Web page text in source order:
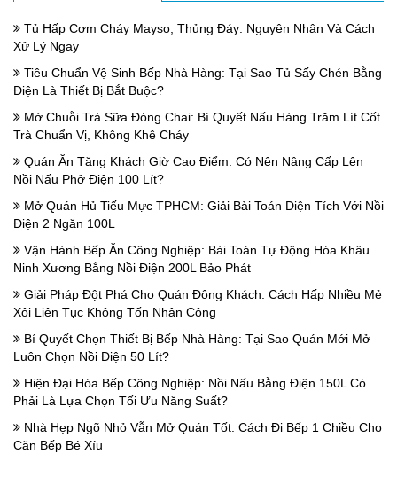
Tủ Hấp Cơm Cháy Mayso, Thủng Đáy: Nguyên Nhân Và Cách
Xử Lý Ngay
Tiêu Chuẩn Vệ Sinh Bếp Nhà Hàng: Tại Sao Tủ Sấy Chén Bằng
Điện Là Thiết Bị Bắt Buộc?
Mở Chuỗi Trà Sữa Đóng Chai: Bí Quyết Nấu Hàng Trăm Lít Cốt
Trà Chuẩn Vị, Không Khê Cháy
Quán Ăn Tăng Khách Giờ Cao Điểm: Có Nên Nâng Cấp Lên
Nồi Nấu Phở Điện 100 Lít?
Mở Quán Hủ Tiếu Mực TPHCM: Giải Bài Toán Diện Tích Với Nồi
Điện 2 Ngăn 100L
Vận Hành Bếp Ăn Công Nghiệp: Bài Toán Tự Động Hóa Khâu
Ninh Xương Bằng Nồi Điện 200L Bảo Phát
Giải Pháp Đột Phá Cho Quán Đông Khách: Cách Hấp Nhiều Mẻ
Xôi Liên Tục Không Tốn Nhân Công
Bí Quyết Chọn Thiết Bị Bếp Nhà Hàng: Tại Sao Quán Mới Mở
Luôn Chọn Nồi Điện 50 Lít?
Hiện Đại Hóa Bếp Công Nghiệp: Nồi Nấu Bằng Điện 150L Có
Phải Là Lựa Chọn Tối Ưu Năng Suất?
Nhà Hẹp Ngõ Nhỏ Vẫn Mở Quán Tốt: Cách Đi Bếp 1 Chiều Cho
Căn Bếp Bé Xíu